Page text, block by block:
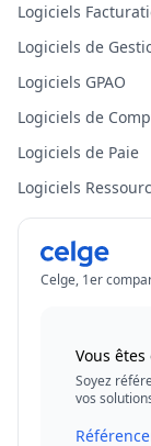
Logiciels
Logiciels de
Logiciels GPAO
Logiciels de
Logiciels de Paie
Logiciels
Celge, 1er
Vous
Soyez
vos